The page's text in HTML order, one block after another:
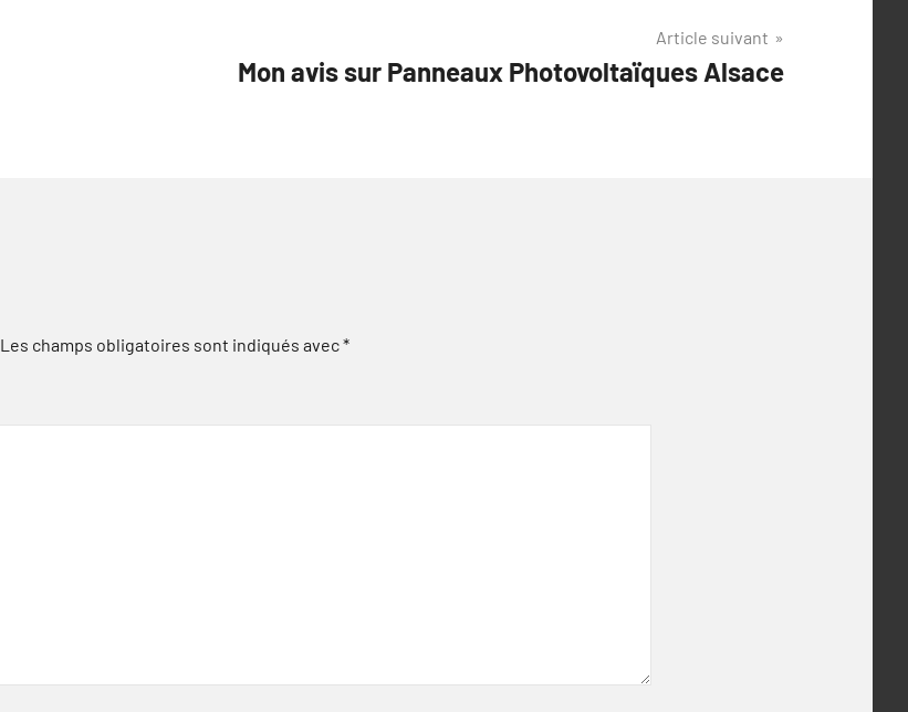
Article suivant
Mon avis sur Panneaux Photovoltaïques Alsace
Les champs obligatoires sont indiqués avec*